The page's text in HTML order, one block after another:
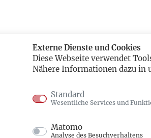
Externe Dienste und Cookies
Diese Webseite verwendet
Nähere Informationen dazu in
Standard
Wesentliche Services und
Matomo
Analyse des Besuchverhaltens